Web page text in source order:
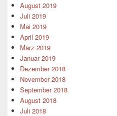
August 2019
Juli 2019
Mai 2019
April 2019
März 2019
Januar 2019
Dezember 2018
November 2018
September 2018
August 2018
Juli 2018